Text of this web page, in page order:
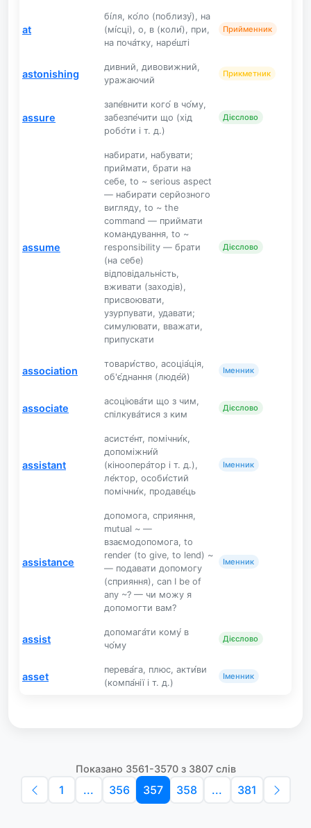
at
бі́ля, ко́ло (поблизу́), на
(мі́сці), о, в (коли́), при,
на поча́тку, наре́шті
Прийменник
astonishing
дивний, дивовижний,
уражаючий
Прикметник
assure
запе́внити кого́ в чо́му,
забезпе́чити що (хід
робо́ти і т. д.)
Дієслово
assume
набирати, набувати;
приймати, брати на
себе, to ~ serious aspect
— набирати серйозного
вигляду, to ~ the
command — приймати
командування, to ~
responsibility — брати
(на себе)
відповідальність,
вживати (заходів),
присвоювати,
узурпувати, удавати;
симулювати, вважати,
припускати
Дієслово
association
товари́ство, асоціа́ція,
об'є́днання (люде́й)
Іменник
associate
асоціюва́ти що з чим,
спілкува́тися з ким
Дієслово
assistant
асисте́нт, помічни́к,
допоміжни́й
(кіноопера́тор і т. д.),
ле́ктор, особи́стий
помічни́к, продаве́ць
Іменник
assistance
допомога, сприяння,
mutual ~ —
взаємодопомога, to
render (to give, to lend) ~
— подавати допомогу
(сприяння), can I be of
any ~? — чи можу я
допомогти вам?
Іменник
assist
допомага́ти кому́ в
чо́му
Дієслово
asset
перева́га, плюс, акти́ви
(компа́нії і т. д.)
Іменник
Показано 3561-3570 з 3807 слів
1 ... 356 357 358 ... 381